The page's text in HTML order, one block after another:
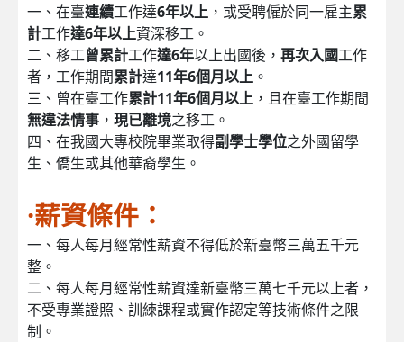
一、在臺連續工作達6年以上 ，或受聘僱於同一雇主累
計工作達6年以上資深移工。
二、移工曾累計工作達6年以上出國後， 再次入國工作
者，工作期間累計達11年6個月以上 。
三、曾在臺工作累計11年6個月以上 ，且在臺工作期間
無違法情事 ， 現已離境之移工。
四、在我國大專校院畢業取得副學士學位之外國留學
生、僑生或其他華裔學生。
·薪資條件：
一、每人每月經常性薪資不得低於新臺幣三萬五千元
整。
二、每人每月經常性薪資達新臺幣三萬七千元以上者，
不受專業證照、訓練課程或實作認定等技術條件之限
制。